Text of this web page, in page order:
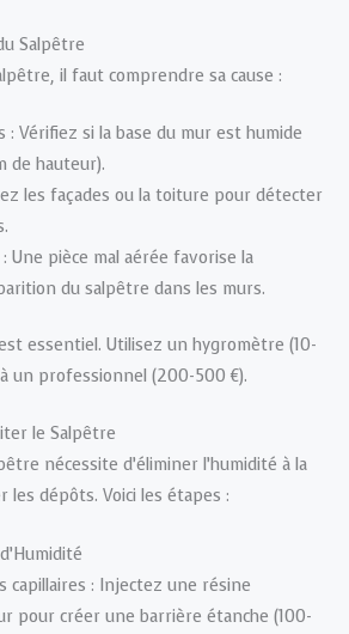
Salpêtre
il faut comprendre sa cause :
: Vérifiez si la base du mur est humide
de hauteur).
les façades ou la toiture pour détecter
Une pièce mal aérée favorise la
du salpêtre dans les murs.
essentiel. Utilisez un hygromètre (10-
un professionnel (200-500 €).
le Salpêtre
nécessite d’éliminer l’humidité à la
dépôts. Voici les étapes :
capillaires : Injectez une résine
pour créer une barrière étanche (100-